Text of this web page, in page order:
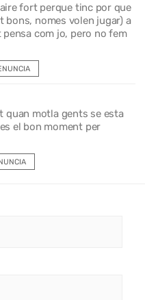
fort perque tinc por que
bons, nomes volen jugar) a
com jo, pero no fem
quan motla gents se esta
el bon moment per